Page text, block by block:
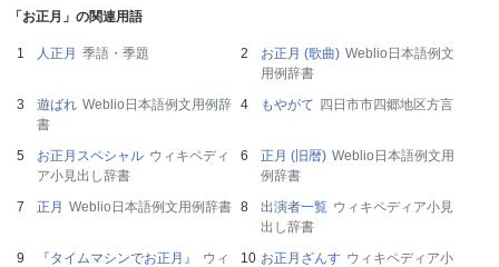
「お正月」の関連用語
人正月 季語・季題 お正月 (歌曲) Weblio日本語例文
用例辞書
遊ばれ Weblio日本語例文用例辞
書
もやがて 四日市市四郷地区方言
お正月スペシャル ウィキペディ
ア小見出し辞書
正月 (旧暦) Weblio日本語例文用
例辞書
正月 Weblio日本語例文用例辞書 出演者一覧 ウィキペディア小見
出し辞書
『タイムマシンでお正月』
ウィ
お正月ざんす ウィキペディア小